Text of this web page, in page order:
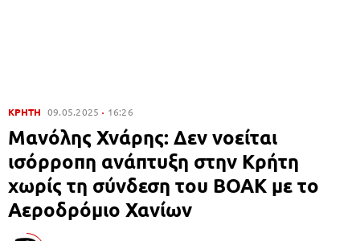
ΚΡΗΤΗ 09.05.2025 16:26
Μανόλης Χνάρης: Δεν νοείται
ισόρροπη ανάπτυξη στην Κρήτη
χωρίς τη σύνδεση του ΒΟΑΚ με το
Αεροδρόμιο Χανίων